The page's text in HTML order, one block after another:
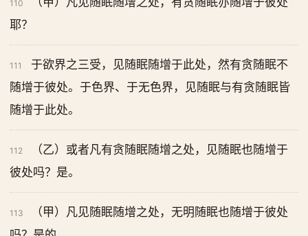
110
耶？
111
于欲界之三受，见随眠随增于此处，然有贪随眠不
随增于彼处。于色界、于无色界，见随眠与有贪随眠皆
随增于此处。
112
（乙）或者凡有贪随眠随增之处，见随眠也随增于
彼处吗？是。
113
（甲）凡见随眠随增之处，无明随眠也随增于彼处